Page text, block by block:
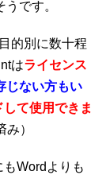
うです。
的別に数十程
はライセンス
じない方もい
て使用できま
）
Wordよりも